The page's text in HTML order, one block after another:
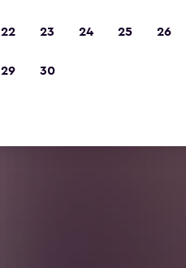
22 23 24 25 26
29 30